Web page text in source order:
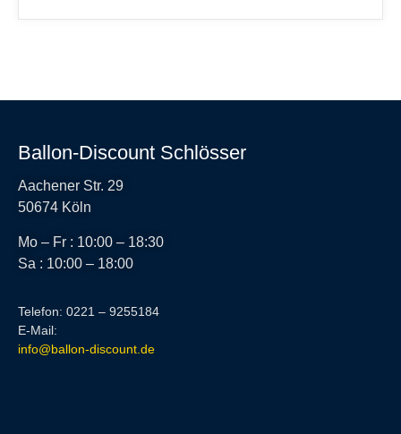
Ballon-Discount Schlösser
Aachener Str. 29
50674 Köln
Mo – Fr : 10:00 – 18:30
Sa : 10:00 – 18:00
Telefon: 0221 – 9255184
E-Mail:
info@ballon-discount.de